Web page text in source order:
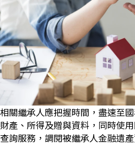
相關繼承人應把握時間，盡速至
財產、所得及贈與資料，同時使
查詢服務，調閱被繼承人金融遺